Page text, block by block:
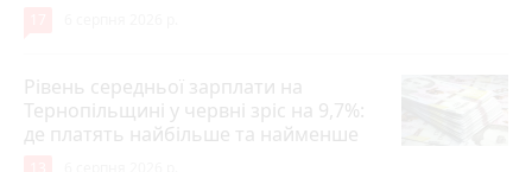
Рівень середньої зарплати на
Тернопільщині у червні зріс на 9,7%:
де платять найбільше та найменше